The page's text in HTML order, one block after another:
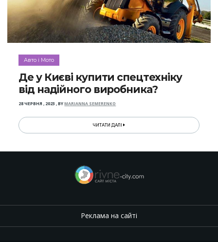
Авто і Мото
Де у Києві купити спецтехніку
від надійного виробника?
28 ЧЕРВНЯ , 2023 ,BYMARIANNA SEMERENKO
ЧИТАТИ ДАЛІ
Реклама на сайті